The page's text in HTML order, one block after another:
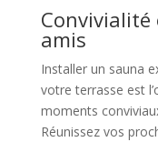
amis
Installer un sauna
votre terrasse est
moments
Réunissez vos